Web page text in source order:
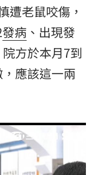
遭老鼠咬傷，
發病 、出現發
方於本月7到
應該這一兩